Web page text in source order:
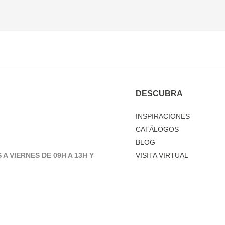
A VIERNES DE 09H A 13H Y
DESCUBRA
INSPIRACIONES
CATÁLOGOS
BLOG
VISITA VIRTUAL